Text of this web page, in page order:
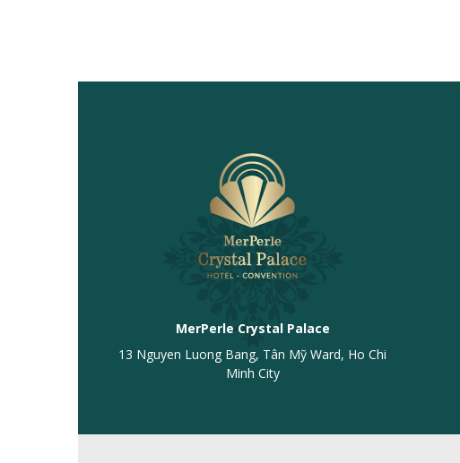
MerPerle Crystal Palace
13 Nguyen Luong Bang, Tân Mỹ Ward, Ho Chi
Minh City